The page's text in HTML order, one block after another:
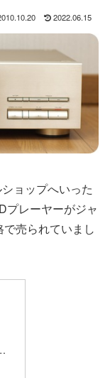
2022.06.15
ョップへいった
プレーヤーがジャ
売られていまし